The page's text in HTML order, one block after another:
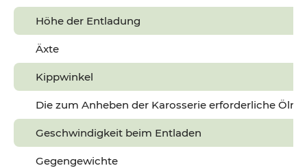
Höhe der Entladung
Äxte
Kippwinkel
Die zum Anheben der Karosserie erforderliche
Geschwindigkeit beim Entladen
Gegengewichte